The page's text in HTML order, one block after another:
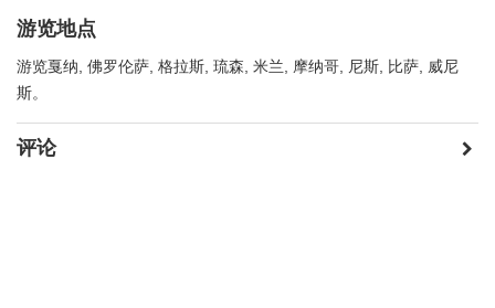
游览地点
游览戛纳, 佛罗伦萨, 格拉斯, 琉森, 米兰, 摩纳哥, 尼斯, 比萨, 威尼
斯。
评论